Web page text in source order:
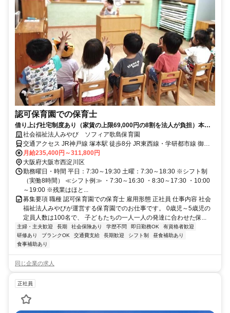
認可保育園での保育士
借り上げ社宅制度あり（家賃の上限69,000円の8割を法人が負担）本人
負担2割（共益費を含む）
社会福祉法人みやび ソフィア歌島保育園
交通アクセス JR神戸線 塚本駅 徒歩8分 JR東西線・学研都市線 御幣
島駅 徒歩13分
月給235,400円～311,800円
大阪府大阪市西淀川区
勤務曜日・時間 平日：7:30～19:30 土曜：7:30～18:30 ※シフト制
（実働8時間） ≪シフト例≫ ・7:30～16:30 ・8:30～17:30 ・10:00
～19:00 ※残業はほと...
募集要項 職種 認可保育園での保育士 雇用形態 正社員 仕事内容 社会
福祉法人みやびが運営する保育園でのお仕事です。 0歳児～5歳児の
定員人数は100名で、 子どもたちの一人一人の発達に合わせた保...
主婦・主夫歓迎 長期 社会保険あり 学歴不問 即日勤務OK
有資格者歓迎
研修あり
ブランクOK 交通費支給 長期歓迎 シフト制
昼食補助あり
食事補助あり
同じ企業の求人
正社員